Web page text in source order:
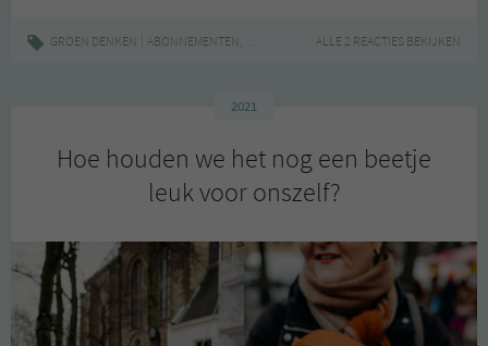
van
GROEN DENKEN ABONNEMENTEN, MENTALE GEZONDHEID,ONLINE LEVEN,
ALLE 2 REACTIES BEKIJKEN
2021
Hoe houden we het nog een beetje
leuk voor onszelf?